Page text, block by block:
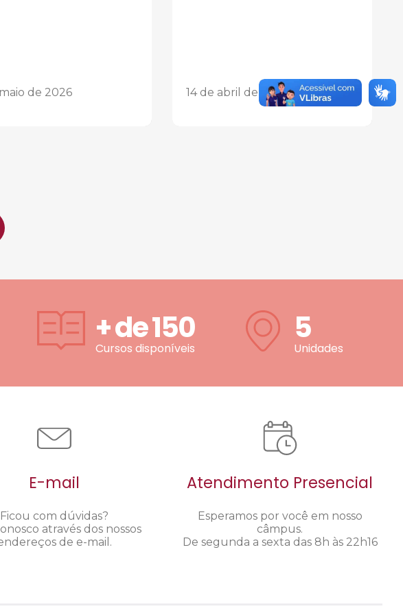
de 2026 14 de abril de 2026
+ de150
Cursos disponíveis
5
Unidades
E-mail
Ficou com dúvidas?
através dos nossos
de e-mail.
Atendimento Presencial
Esperamos por você em nosso
câmpus.
De segunda a sexta das 8h às 22h16